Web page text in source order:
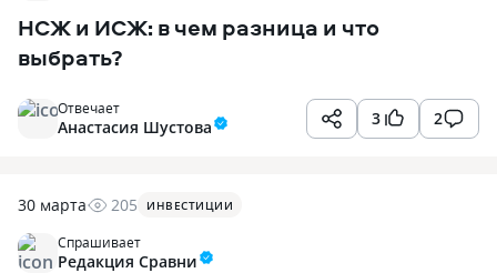
НСЖ и ИСЖ: в чем разница и что
выбрать?
3 2
Отвечает
Анастасия Шустова
30 марта 205 ИНВЕСТИЦИИ
Спрашивает
Редакция Сравни